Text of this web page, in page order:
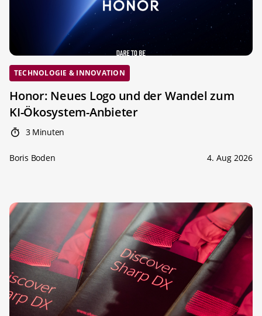
TECHNOLOGIE & INNOVATION
Honor: Neues Logo und der Wandel zum
KI-Ökosystem-Anbieter
3 Minuten
Boris Boden 4. Aug 2026